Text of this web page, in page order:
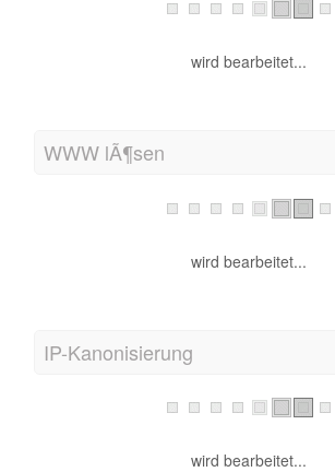
wird bearbeitet...
WWW lÃ¶sen
wird bearbeitet...
IP-Kanonisierung
wird bearbeitet...